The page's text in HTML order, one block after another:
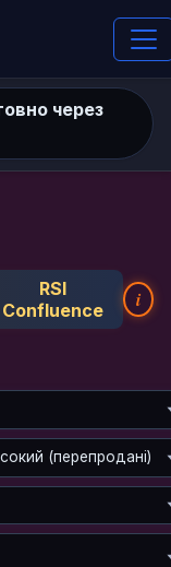
через
RSI
Confluence
i